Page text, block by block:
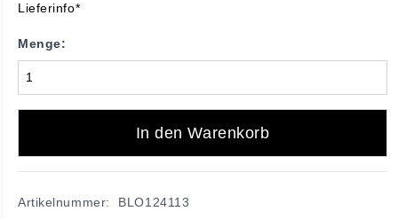
Lieferinfo*
Menge:
In den Warenkorb
Artikelnummer: BLO124113